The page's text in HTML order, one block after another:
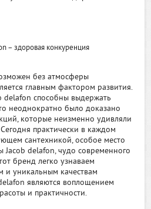
– здоровая конкуренция
без атмосферы
главным фактором развития.
delafon способны выдержать
неоднократно было доказано
которые неизменно удивляли
практически в каждом
сантехникой, особое место
Jacob delafon, чудо современного
бренд легко узнаваем
и уникальным качествам
являются воплощением
и практичности.